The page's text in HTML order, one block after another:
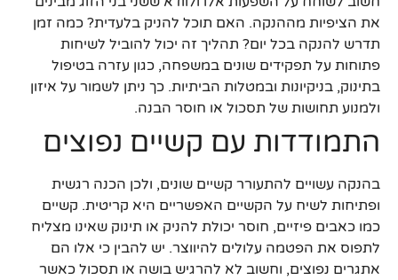
את הציפיות מההנקה. האם תוכל להניק בלעדית? כמה זמן
תדרש להנקה בכל יום? תהליך זה יכול להוביל לשיחות
פתוחות על תפקידים שונים במשפחה, כגון עזרה בטיפול
בתינוק, בניקיונות ובמטלות הביתיות. כך ניתן לשמור על איזון
ולמנוע תחושות של תסכול או חוסר הבנה.
התמודדות עם קשיים נפוצים
בהנקה עשויים להתעורר קשיים שונים, ולכן הכנה רגשית
ופתיחות לשיח על הקשיים האפשריים היא קריטית. קשיים
כמו כאבים פיזיים, חוסר יכולת להניק או תינוק שאינו מצליח
לתפוס את הפטמה עלולים להיווצר. יש להבין כי אלו הם
אתגרים נפוצים, וחשוב לא להרגיש בושה או תסכול כאשר